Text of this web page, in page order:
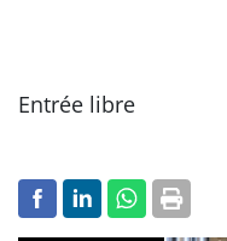
Entrée libre